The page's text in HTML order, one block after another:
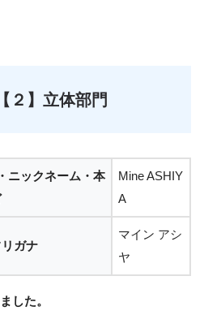
】立体部門
ニックネーム・本
Mine ASHIY
A
ガナ
マイン アシ
ヤ
した。